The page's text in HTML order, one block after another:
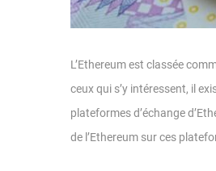
L’Ethereum est classée
ceux qui s’y intéressent, il
plateformes d’échange
de l’Ethereum sur ces